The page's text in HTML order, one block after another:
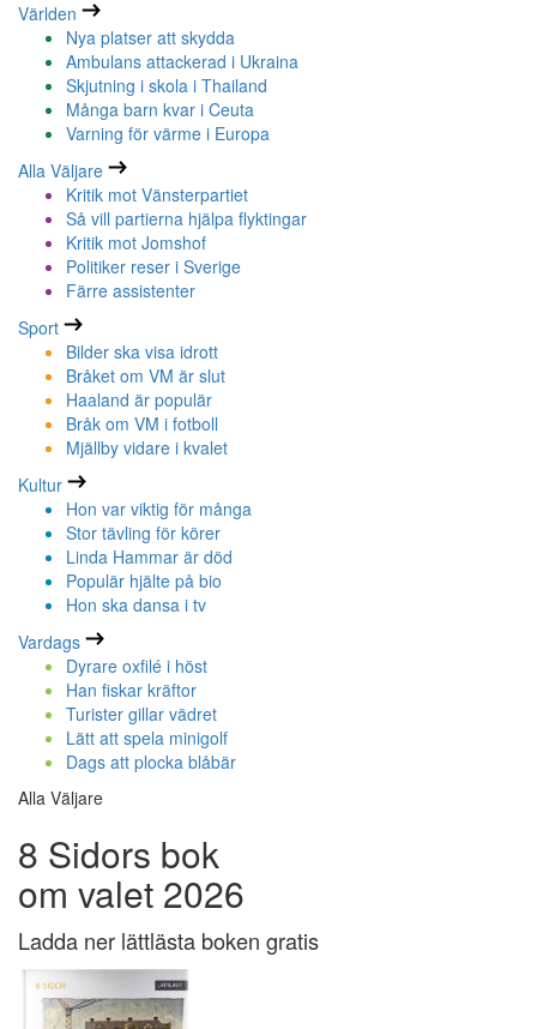
Världen
Nya platser att skydda
Ambulans attackerad i Ukraina
Skjutning i skola i Thailand
Många barn kvar i Ceuta
Varning för värme i Europa
Alla Väljare
Kritik mot Vänsterpartiet
Så vill partierna hjälpa flyktingar
Kritik mot Jomshof
Politiker reser i Sverige
Färre assistenter
Sport
Bilder ska visa idrott
Bråket om VM är slut
Haaland är populär
Bråk om VM i fotboll
Mjällby vidare i kvalet
Kultur
Hon var viktig för många
Stor tävling för körer
Linda Hammar är död
Populär hjälte på bio
Hon ska dansa i tv
Vardags
Dyrare oxfilé i höst
Han fiskar kräftor
Turister gillar vädret
Lätt att spela minigolf
Dags att plocka blåbär
Alla Väljare
8 Sidors bok
om valet 2026
Ladda ner lättlästa boken gratis